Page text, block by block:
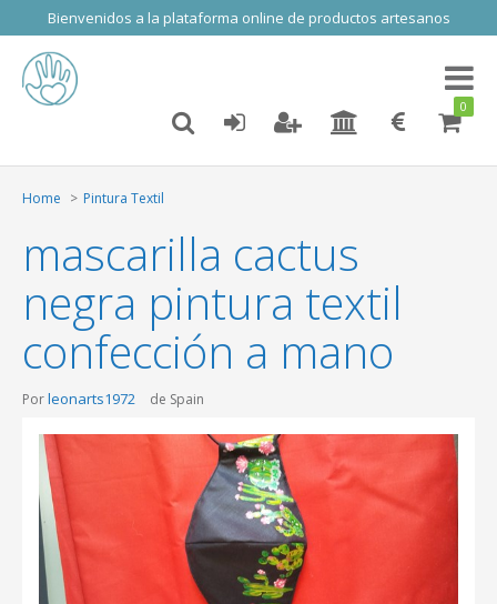
Bienvenidos a la plataforma online de productos artesanos
Toggle
0
Home Pintura Textil
mascarilla cactus
negra pintura textil
confección a mano
Porleonarts1972 de Spain